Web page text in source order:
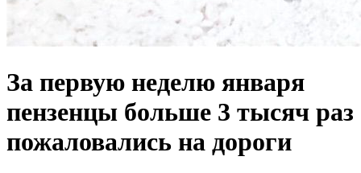
За первую неделю января
пензенцы больше 3 тысяч раз
пожаловались на дороги